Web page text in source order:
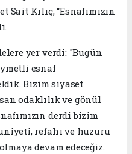
Sait Kılıç, “Esnafımızın
yer verdi: "Bugün
esnaf
Bizim siyaset
odaklılık ve gönül
derdi bizim
refahı ve huzuru
devam edeceğiz.